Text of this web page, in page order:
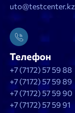
uto@testcenter.kz
Телефон
+7 (7172) 57 59 88
+7 (7172) 57 59 89
+7 (7172) 57 59 90
+7 (7172) 57 59 91